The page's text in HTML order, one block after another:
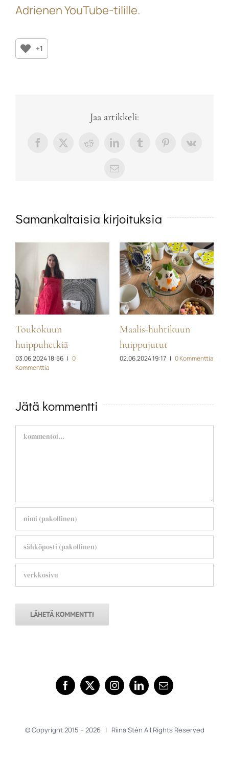
Adrienen YouTube-tilille.
+1
Jaa artikkeli:
Facebook
X RedditLinkedInTumblrPinterest
Vk
sähköposti
Samankaltaisia kirjoituksia
Toukokuun
huippuhetkiä
03.06.2024 18:56 | 0
Kommenttia
Maalis-huhtikuun
huippujutut
02.06.2024 19:17 | 0 Kommenttia
Jätä kommentti
Comment
© Copyright 2015 – 2026 | Riina Stén All Rights Reserved